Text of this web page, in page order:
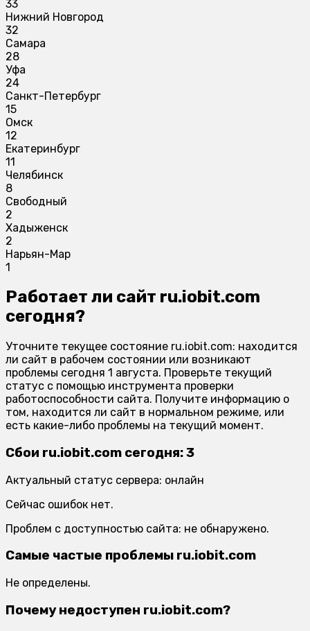
33
Нижний Новгород
32
Самара
28
Уфа
24
Санкт-Петербург
15
Омск
12
Екатеринбург
11
Челябинск
8
Свободный
2
Хадыженск
2
Нарьян-Мар
1
Работает ли сайт ru.iobit.com
сегодня?
Уточните текущее состояние ru.iobit.com: находится
ли сайт в рабочем состоянии или возникают
проблемы сегодня 1 августа. Проверьте текущий
статус с помощью инструмента проверки
работоспособности сайта. Получите информацию о
том, находится ли сайт в нормальном режиме, или
есть какие-либо проблемы на текущий момент.
Сбои ru.iobit.com сегодня: 3
Актуальный статус сервера: онлайн
Сейчас ошибок нет.
Проблем с доступностью сайта: не обнаружено.
Самые частые проблемы ru.iobit.com
Не определены.
Почему недоступен ru.iobit.com?